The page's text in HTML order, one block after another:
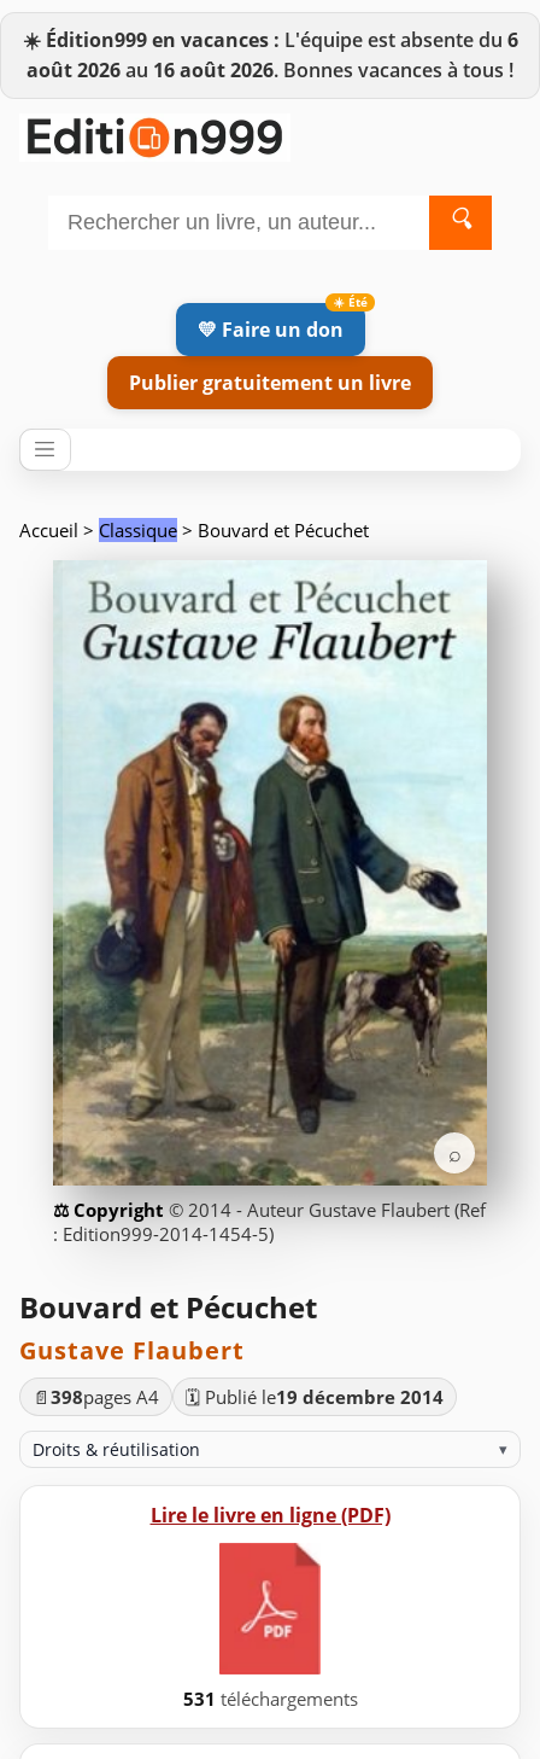
☀️ Édition999 en vacances : L'équipe est absente du 6
août 2026au 16 août 2026. Bonnes vacances à tous !
🔍
💛 Faire un don
Publier gratuitement un livre
Accueil > Classique > Bouvard et Pécuchet
⌕
© 2014 - Auteur Gustave Flaubert (Ref
: Edition999-2014-1454-5)
Bouvard et Pécuchet
Gustave Flaubert
📄 398pages A4 🗓️ Publié le19 décembre 2014
Droits & réutilisation ▾
Lire le livre en ligne (PDF)
531 téléchargements